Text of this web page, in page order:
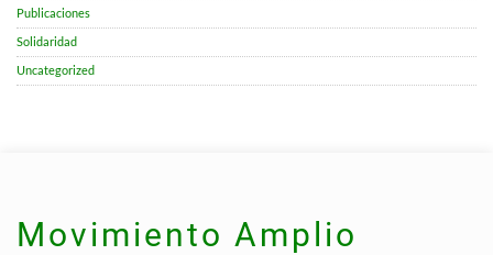
Publicaciones
Solidaridad
Uncategorized
Movimiento Amplio